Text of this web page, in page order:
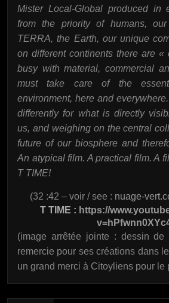
Mister Local-Global produced in
from the priority of humans, our
TERRA, the Earth, our unique
on different continents there are «
busy with material, commercial
must take care of the
environment, here and
differently for what is directly
us, and weighing on the central
future of our biosphere and
An atypical film. A practical film. A
T TIME!
(32 :42 – voir / see : nuage-
T TIME : https://
(image arrêtée jointe : dessin
remercie pour ses créations dans
un grand merci à Citoyliens pour le